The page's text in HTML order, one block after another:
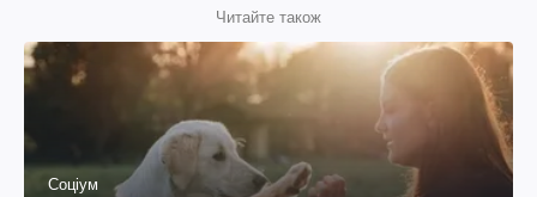
Читайте також
Соціум